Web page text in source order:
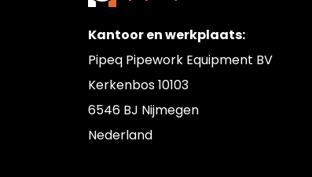
Kantoor en werkplaats:
Pipeq Pipework Equipment BV
Kerkenbos 10103
6546 BJ Nijmegen
Nederland